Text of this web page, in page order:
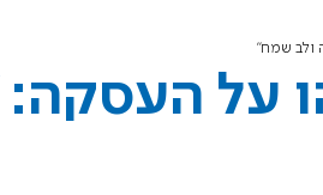
ולב שמח"
על העסקה: